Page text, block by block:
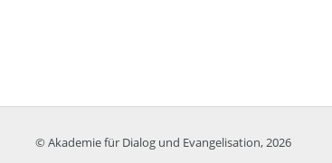
© Akademie für Dialog und Evangelisation, 2026